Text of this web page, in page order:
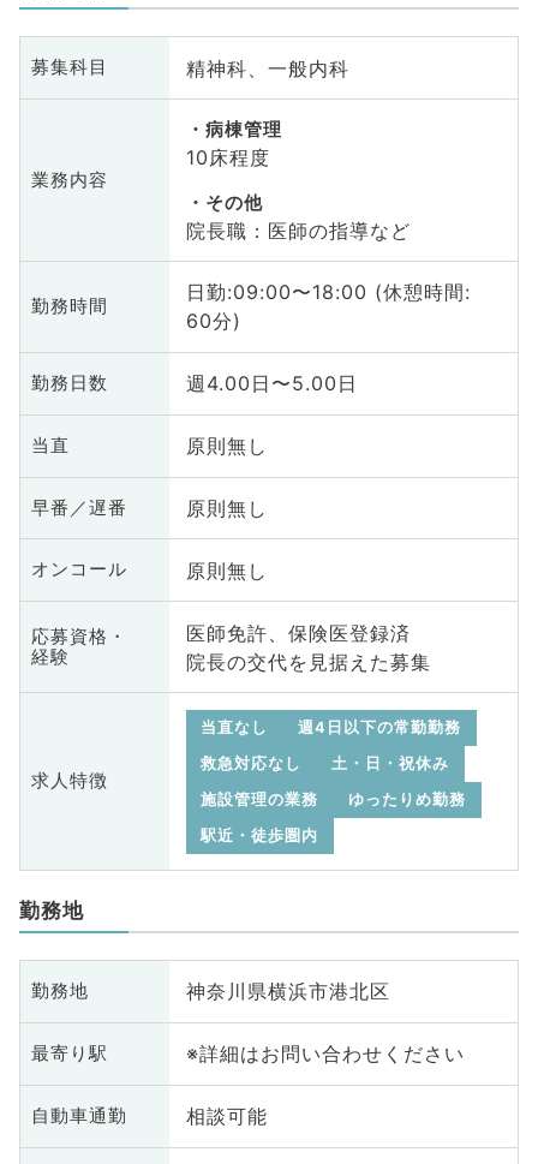
募集科目 精神科、一般内科
業務内容
病棟管理
10床程度
その他
院長職：医師の指導など
勤務時間
日勤:09:00〜18:00 (休憩時間:
60分)
勤務日数 週4.00日〜5.00日
当直 原則無し
早番／遅番 原則無し
オンコール 原則無し
応募資格・
経験
医師免許、保険医登録済
院長の交代を見据えた募集
求人特徴
当直なし
週4日以下の常勤勤務
救急対応なし
土・日・祝休み
施設管理の業務
ゆったりめ勤務
駅近・徒歩圏内
勤務地
勤務地 神奈川県横浜市港北区
最寄り駅 ※詳細はお問い合わせください
自動車通勤 相談可能